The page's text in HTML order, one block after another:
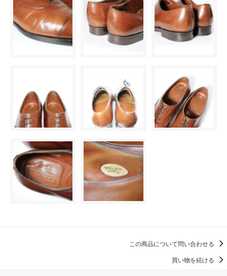
この商品について問い合わせる
買い物を続ける